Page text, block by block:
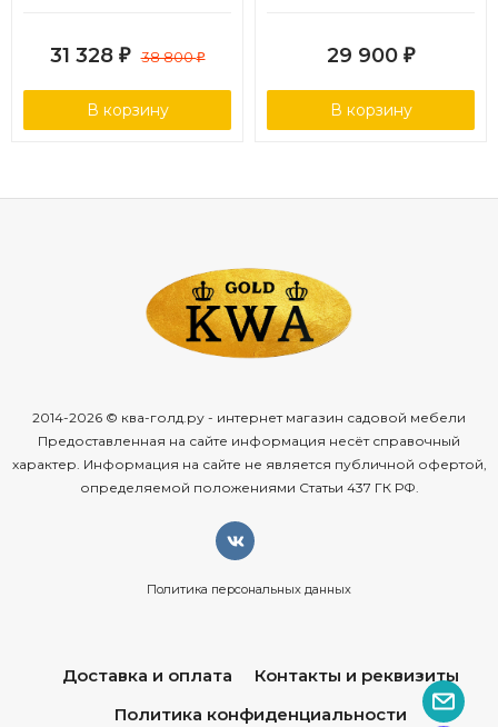
31 328 ₽ 38 800₽
В корзину
29 900 ₽
В корзину
2014-2026 © ква-голд.ру - интернет магазин садовой мебели
Предоставленная на сайте информация несёт справочный
характер. Информация на сайте не является публичной офертой,
определяемой положениями Статьи 437 ГК РФ.
Политика персональных данных
Доставка и оплата
Контакты и реквизиты
Политика конфиденциальности